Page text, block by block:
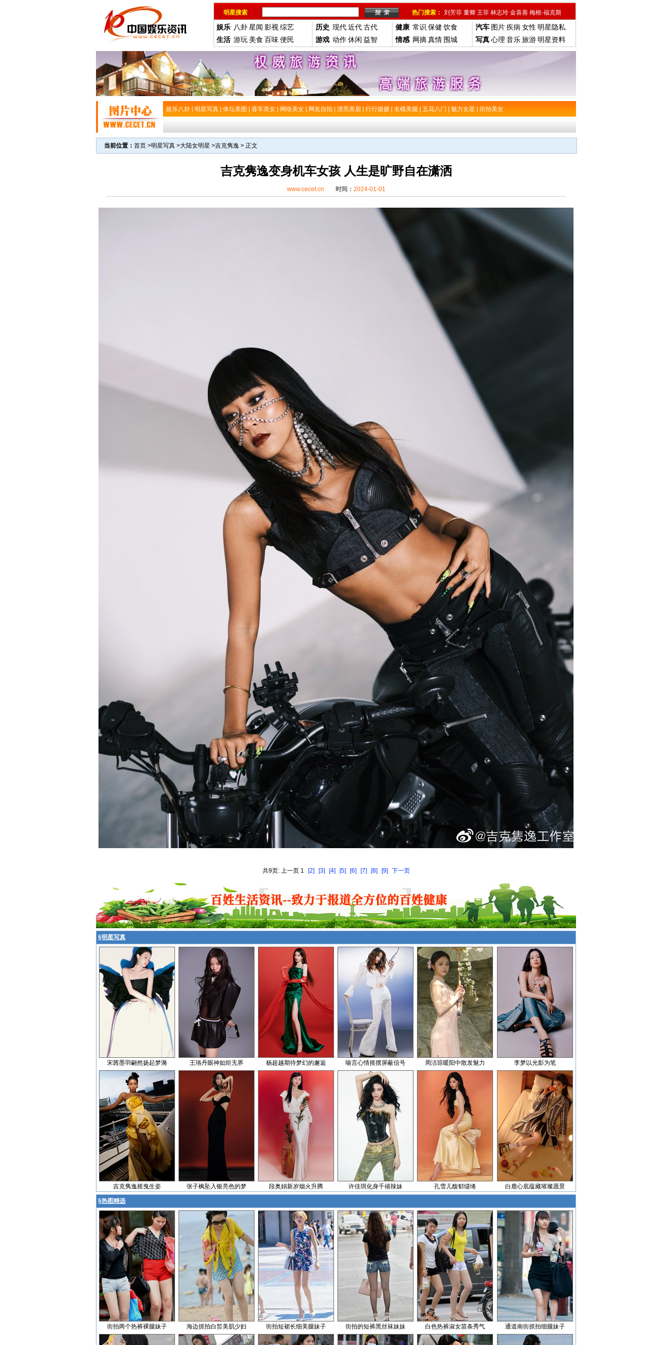
明星搜索 热门搜索： 刘芳菲 董卿 王菲 林志玲 金喜善 梅根-福克斯
娱乐 八卦星闻 影视综艺
生活 游玩 美食 百味便民
历史 现代近代古代
游戏 动作休闲 益智
健康 常识 保健 饮食
情感 网摘真情 围城
汽车 图片疾病 女性 明星隐私
写真心理 音乐旅游 明星资料
娱乐八卦 明星写真 体坛美图 香车美女 网络美女 网友自拍 漂亮美眉 行行摄摄 名模美腿 五花八门 魅力女星 街拍美女
当前位置： 首页 >明星写真 >大陆女明星 >吉克隽逸 > 正文
吉克隽逸变身机车女孩 人生是旷野自在潇洒
www.cecet.cn 时间： 2024-01-01
共9页: 上一页 1 [2] [3] [4] [5] [6] [7] [8] [9] 下一页
§明星写真
宋茜墨羽翩然扬起梦漪 王珞丹眼神如炬无界 杨超越期待梦幻的邂逅 喻言心情摇摆屏蔽信号 周洁琼暖阳中散发魅力 李梦以光影为笔
吉克隽逸摇曳生姿 张子枫坠入银亮色的梦 段奥娟新岁烟火升腾 许佳琪化身千禧辣妹 孔雪儿馥郁缱绻 白鹿心底蕴藏璀璨愿景
§热图精选
街拍两个热裤裸腿妹子 海边抓拍白皙美肌少妇 街拍短裙长细美腿妹子 街拍的短裤黑丝袜妹妹 白色热裤淑女苗条秀气 通道南街抓拍细腿妹子